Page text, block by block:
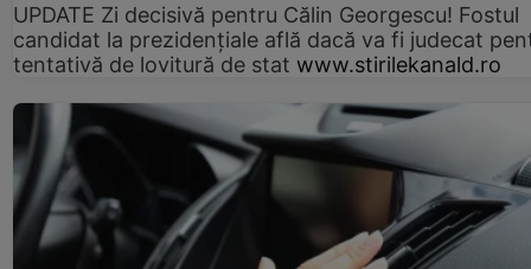
UPDATE Zi decisivă pentru Călin Georgescu! Fostul
candidat la prezidențiale află dacă va fi judecat
tentativă de lovitură de stat www.stirilekanald.ro